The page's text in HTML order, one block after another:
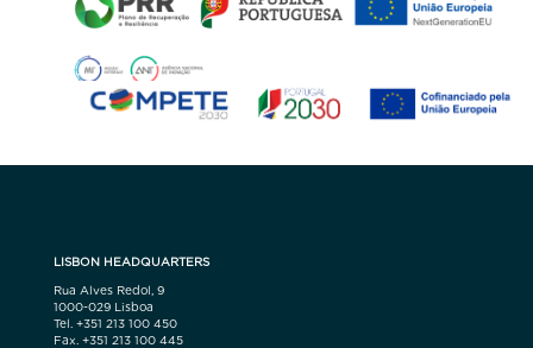
LISBON HEADQUARTERS
Rua Alves Redol, 9
1000-029 Lisboa
Tel. +351 213 100 450
Fax. +351 213 100 445